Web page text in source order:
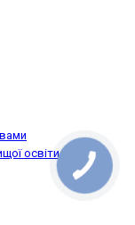
освіти